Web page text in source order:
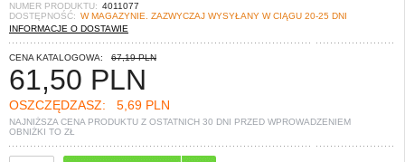
NUMER PRODUKTU: 4011077
DOSTĘPNOŚĆ: W MAGAZYNIE. ZAZWYCZAJ WYSYŁANY W CIĄGU 20-25 DNI
INFORMACJE O DOSTAWIE
CENA KATALOGOWA: 67,19 PLN
61,50 PLN
OSZCZĘDZASZ: 5,69 PLN
NAJNIŻSZA CENA PRODUKTU Z OSTATNICH 30 DNI PRZED WPROWADZENIEM
OBNIŻKI TO ZŁ